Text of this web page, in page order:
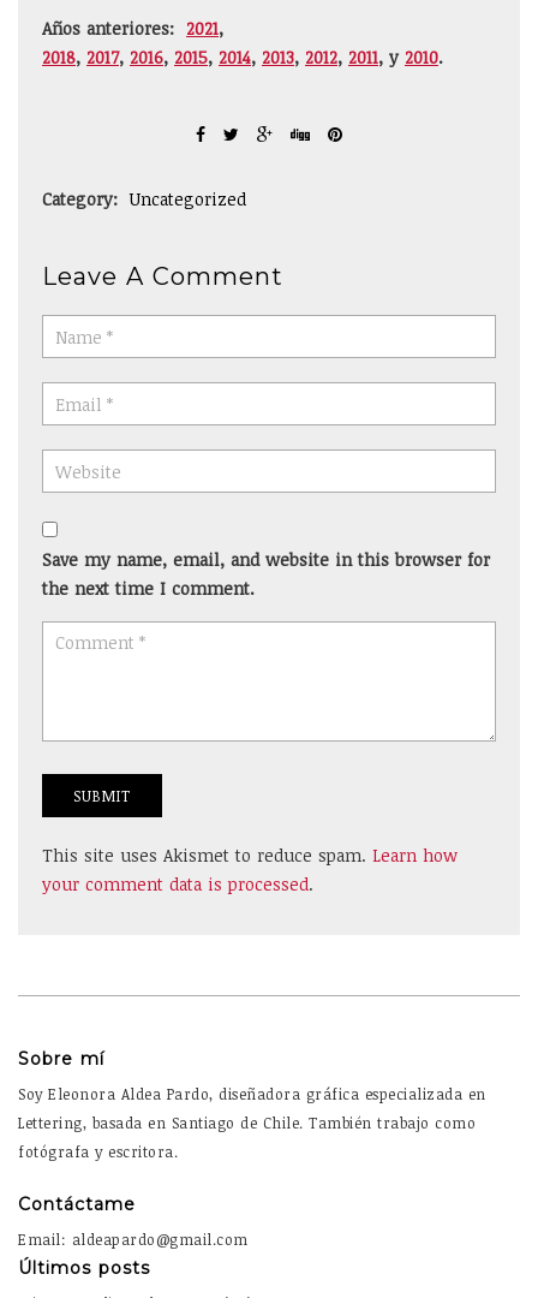
Años anteriores: 2021,
2018, 2017, 2016, 2015, 2014, 2013, 2012, 2011, y 2010.
Category: Uncategorized
Leave A Comment
Save my name, email, and website in this browser for
the next time I comment.
This site uses Akismet to reduce spam. Learn how
your comment data is processed.
Sobre mí
Soy Eleonora Aldea Pardo, diseñadora gráfica especializada en
Lettering, basada en Santiago de Chile. También trabajo como
fotógrafa y escritora.
Contáctame
Email: aldeapardo@gmail.com
Últimos posts